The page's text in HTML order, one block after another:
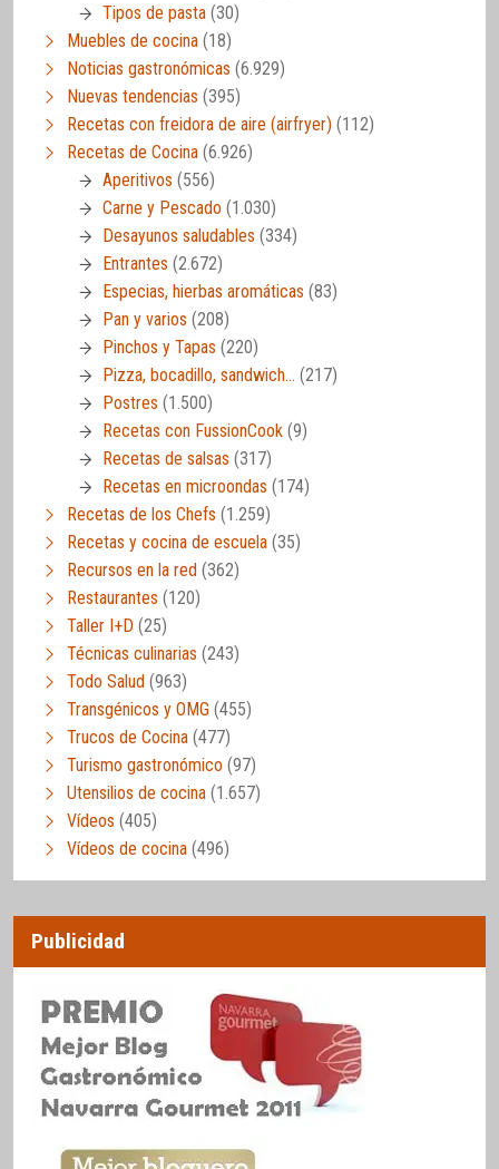
Tipos de pasta (30)
Muebles de cocina (18)
Noticias gastronómicas (6.929)
Nuevas tendencias (395)
Recetas con freidora de aire (airfryer) (112)
Recetas de Cocina (6.926)
Aperitivos (556)
Carne y Pescado (1.030)
Desayunos saludables (334)
Entrantes (2.672)
Especias, hierbas aromáticas (83)
Pan y varios (208)
Pinchos y Tapas (220)
Pizza, bocadillo, sandwich… (217)
Postres (1.500)
Recetas con FussionCook (9)
Recetas de salsas (317)
Recetas en microondas (174)
Recetas de los Chefs (1.259)
Recetas y cocina de escuela (35)
Recursos en la red (362)
Restaurantes (120)
Taller I+D (25)
Técnicas culinarias (243)
Todo Salud (963)
Transgénicos y OMG (455)
Trucos de Cocina (477)
Turismo gastronómico (97)
Utensilios de cocina (1.657)
Vídeos (405)
Vídeos de cocina (496)
Publicidad